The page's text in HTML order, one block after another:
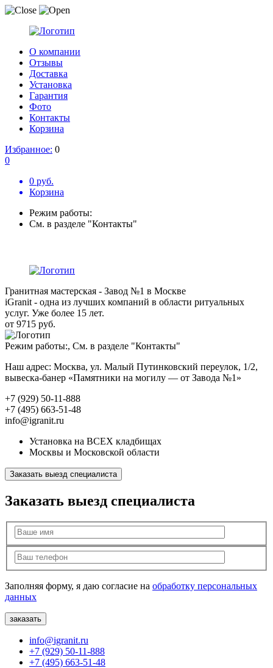
О компании
Отзывы
Доставка
Установка
Гарантия
Фото
Контакты
Корзина
Избранное: 0
0
0 руб.
Корзина
Режим работы:
См. в разделе "Контакты"
Гранитная мастерская - Завод №1 в Москве
iGranit - одна из лучших компаний в области ритуальных
услуг. Уже более 15 лет.
от 9715 руб.
Режим работы:, См. в разделе "Контакты"
Наш адрес: Москва, ул. Малый Путинковский переулок, 1/2,
вывеска-банер «Памятники на могилу — от Завода №1»
+7 (929) 50-11-888
+7 (495) 663-51-48
info@igranit.ru
Установка на ВСЕХ кладбищах
Москвы и Московской области
Заказать выезд специалиста
Заказать выезд специалиста
Заполняя форму, я даю согласие на обработку персональных
данных
info@igranit.ru
+7 (929) 50-11-888
+7 (495) 663-51-48